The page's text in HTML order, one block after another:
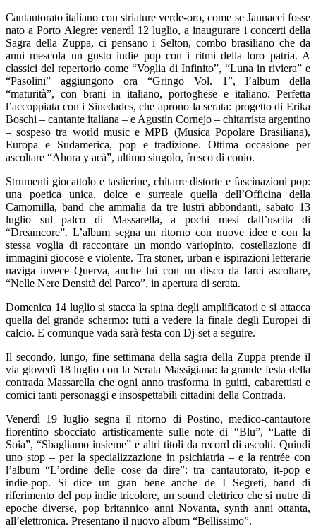
Cantautorato italiano con striature verde-oro, come se Jannacci fosse
nato a Porto Alegre: venerdì 12 luglio, a inaugurare i concerti della
Sagra della Zuppa, ci pensano i Selton, combo brasiliano che da
anni mescola un gusto indie pop con i ritmi della loro patria. A
classici del repertorio come “Voglia di Infinito”, “Luna in riviera” e
“Pasolini” aggiungono ora “Gringo Vol. 1”, l’album della
“maturità”, con brani in italiano, portoghese e italiano. Perfetta
l’accoppiata con i Sinedades, che aprono la serata: progetto di Erika
Boschi – cantante italiana – e Agustin Cornejo – chitarrista argentino
– sospeso tra world music e MPB (Musica Popolare Brasiliana),
Europa e Sudamerica, pop e tradizione. Ottima occasione per
ascoltare “Ahora y acà”, ultimo singolo, fresco di conio.
Strumenti giocattolo e tastierine, chitarre distorte e fascinazioni pop:
una poetica unica, dolce e surreale quella dell’Officina della
Camomilla, band che ammalia da tre lustri abbondanti, sabato 13
luglio sul palco di Massarella, a pochi mesi dall’uscita di
“Dreamcore”. L’album segna un ritorno con nuove idee e con la
stessa voglia di raccontare un mondo variopinto, costellazione di
immagini giocose e violente. Tra stoner, urban e ispirazioni letterarie
naviga invece Querva, anche lui con un disco da farci ascoltare,
“Nelle Nere Densità del Parco”, in apertura di serata.
Domenica 14 luglio si stacca la spina degli amplificatori e si attacca
quella del grande schermo: tutti a vedere la finale degli Europei di
calcio. E comunque vada sarà festa con Dj-set a seguire.
Il secondo, lungo, fine settimana della sagra della Zuppa prende il
via giovedì 18 luglio con la Serata Massigiana: la grande festa della
contrada Massarella che ogni anno trasforma in guitti, cabarettisti e
comici tanti personaggi e insospettabili cittadini della Contrada.
Venerdì 19 luglio segna il ritorno di Postino, medico-cantautore
fiorentino sbocciato artisticamente sulle note di “Blu”, “Latte di
Soia”, “Sbagliamo insieme” e altri titoli da record di ascolti. Quindi
uno stop – per la specializzazione in psichiatria – e la rentrée con
l’album “L’ordine delle cose da dire”: tra cantautorato, it-pop e
indie-pop. Si dice un gran bene anche de I Segreti, band di
riferimento del pop indie tricolore, un sound elettrico che si nutre di
epoche diverse, pop britannico anni Novanta, synth anni ottanta,
all’elettronica. Presentano il nuovo album “Bellissimo”.